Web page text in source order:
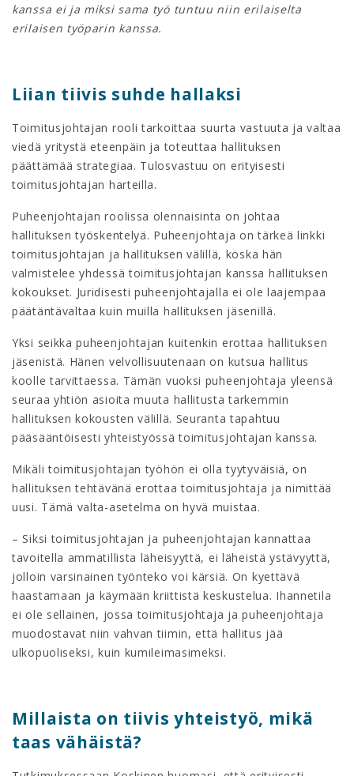
kanssa ei ja miksi sama työ tuntuu niin erilaiselta
erilaisen työparin kanssa.
Liian tiivis suhde hallaksi
Toimitusjohtajan rooli tarkoittaa suurta vastuuta ja valtaa
viedä yritystä eteenpäin ja toteuttaa hallituksen
päättämää strategiaa. Tulosvastuu on erityisesti
toimitusjohtajan harteilla.
Puheenjohtajan roolissa olennaisinta on johtaa
hallituksen työskentelyä. Puheenjohtaja on tärkeä linkki
toimitusjohtajan ja hallituksen välillä, koska hän
valmistelee yhdessä toimitusjohtajan kanssa hallituksen
kokoukset. Juridisesti puheenjohtajalla ei ole laajempaa
päätäntävaltaa kuin muilla hallituksen jäsenillä.
Yksi seikka puheenjohtajan kuitenkin erottaa hallituksen
jäsenistä. Hänen velvollisuutenaan on kutsua hallitus
koolle tarvittaessa. Tämän vuoksi puheenjohtaja yleensä
seuraa yhtiön asioita muuta hallitusta tarkemmin
hallituksen kokousten välillä. Seuranta tapahtuu
pääsääntöisesti yhteistyössä toimitusjohtajan kanssa.
Mikäli toimitusjohtajan työhön ei olla tyytyväisiä, on
hallituksen tehtävänä erottaa toimitusjohtaja ja nimittää
uusi. Tämä valta-asetelma on hyvä muistaa.
– Siksi toimitusjohtajan ja puheenjohtajan kannattaa
tavoitella ammatillista läheisyyttä, ei läheistä ystävyyttä,
jolloin varsinainen työnteko voi kärsiä. On kyettävä
haastamaan ja käymään kriittistä keskustelua. Ihannetila
ei ole sellainen, jossa toimitusjohtaja ja puheenjohtaja
muodostavat niin vahvan tiimin, että hallitus jää
ulkopuoliseksi, kuin kumileimasimeksi.
Millaista on tiivis yhteistyö, mikä
taas vähäistä?